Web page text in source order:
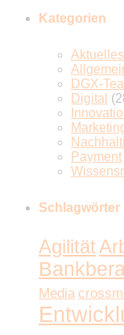
Kategorien
DGX-
Digital
Payment
Schlagwörter
Agilität
Media